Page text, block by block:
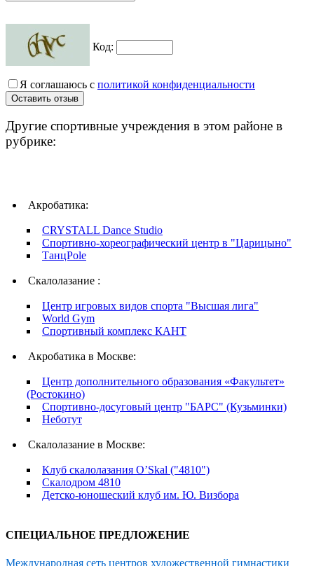
Код:
Я соглашаюсь с политикой конфиденциальности
Другие спортивные учреждения в этом районе в
рубрике:
Акробатика:
CRYSTALL Dance Studio
Спортивно-хореографический центр в "Царицыно"
ТанцPole
Скалолазание :
Центр игровых видов спорта "Высшая лига"
World Gym
Спортивный комплекс КАНТ
Акробатика в Москве:
Центр дополнительного образования «Факультет»
(Ростокино)
Спортивно-досуговый центр "БАРС" (Кузьминки)
Неботут
Скалолазание в Москве:
Клуб скалолазания O’Skal ("4810")
Скалодром 4810
Детско-юношеский клуб им. Ю. Визбора
СПЕЦИАЛЬНОЕ ПРЕДЛОЖЕНИЕ
Международная сеть центров художественной гимнастики